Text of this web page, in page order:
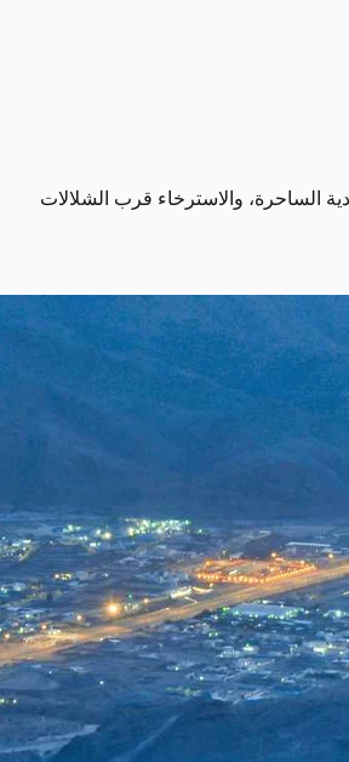
الساحرة، والاسترخاء قرب الشلالات